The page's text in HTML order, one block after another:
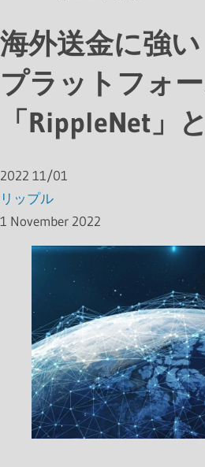
海外送金に強
プラットフォ
「RippleNet」
2022 11/01
リップル
1 November 2022